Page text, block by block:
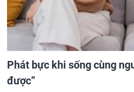
Phát bực khi sống cùng
được”